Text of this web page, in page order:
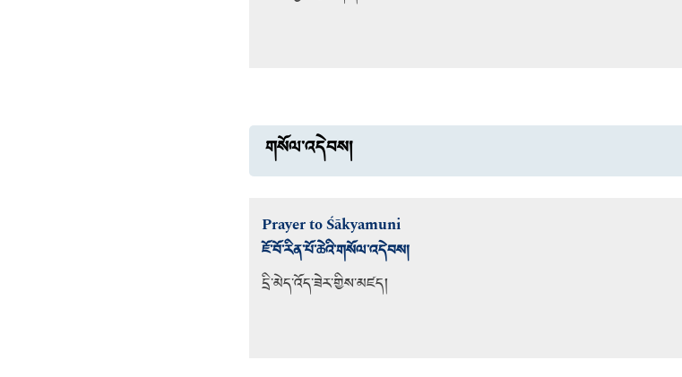
གསོལ་འདེབས།
Prayer to Śākyamuni
ཇོ་བོ་རིན་པོ་ཆེའི་གསོལ་འདེབས།
དྲི་མེད་འོད་ཟེར་གྱིས་མཛད།